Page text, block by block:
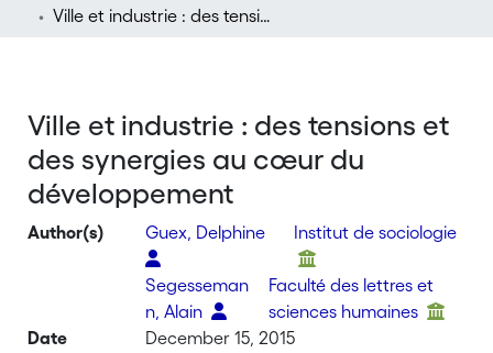
Ville et industrie : des tensions et des synergies au cœur du développement
Ville et industrie : des tensions et
des synergies au cœur du
développement
Author(s) Guex, Delphine Institut de sociologie
Segesseman
n, Alain
Faculté des lettres et
sciences humaines
Date
December 15, 2015